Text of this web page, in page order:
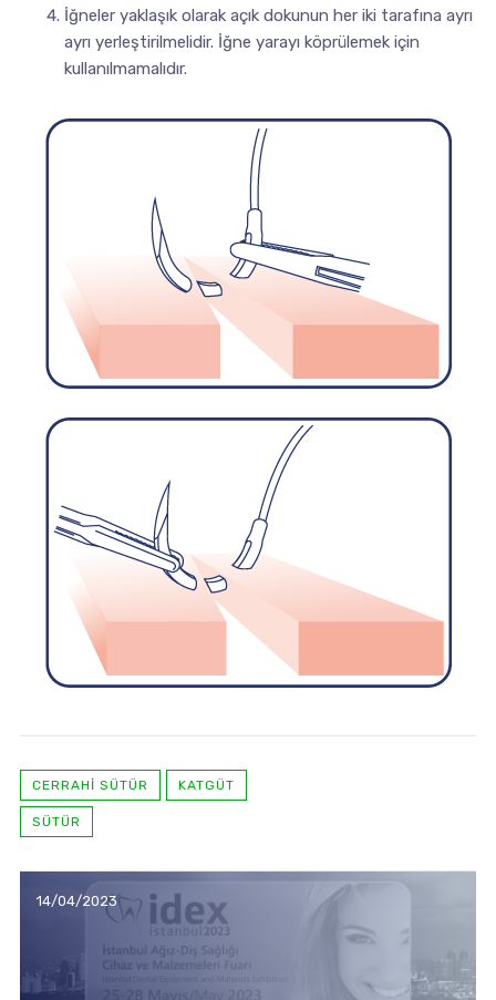
İğneler yaklaşık olarak açık dokunun her iki tarafına ayrı
ayrı yerleştirilmelidir. İğne yarayı köprülemek için
kullanılmamalıdır.
CERRAHI SÜTÜR KATGÜT
SÜTÜR
14/04/2023